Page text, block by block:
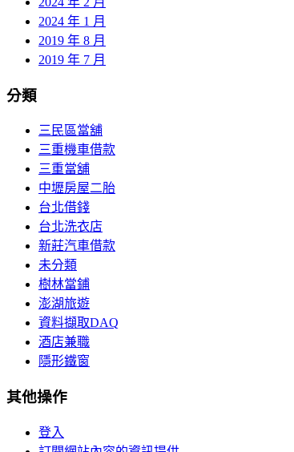
2024 年 1 月
2019 年 8 月
2019 年 7 月
分類
三民區當舖
三重機車借款
三重當舖
中壢房屋二胎
台北借錢
台北洗衣店
新莊汽車借款
未分類
樹林當鋪
澎湖旅遊
資料擷取DAQ
酒店兼職
隱形鐵窗
其他操作
登入